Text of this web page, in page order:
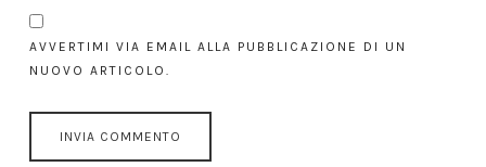
AVVERTIMI VIA EMAIL ALLA PUBBLICAZIONE DI UN
NUOVO ARTICOLO.